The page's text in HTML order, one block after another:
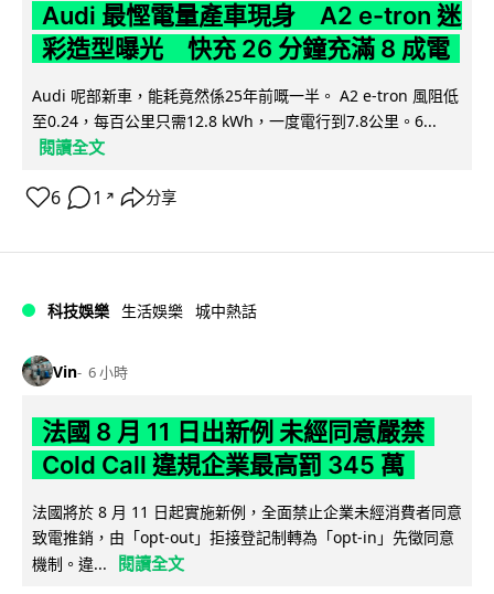
Audi 最慳電量產車現身 A2 e-tron 迷
彩造型曝光 快充 26 分鐘充滿 8 成電
Audi 呢部新車，能耗竟然係25年前嘅一半。 A2 e-tron 風阻低
至0.24，每百公里只需12.8 kWh，一度電行到7.8公里。6...
閱讀全文
6 1 ↗ 分享
科技娛樂 生活娛樂 城中熱話
Vin 6 小時
法國 8 月 11 日出新例 未經同意嚴禁
Cold Call 違規企業最高罰 345 萬
法國將於 8 月 11 日起實施新例，全面禁止企業未經消費者同意
致電推銷，由「opt-out」拒接登記制轉為「opt-in」先徵同意
機制。違...
閱讀全文